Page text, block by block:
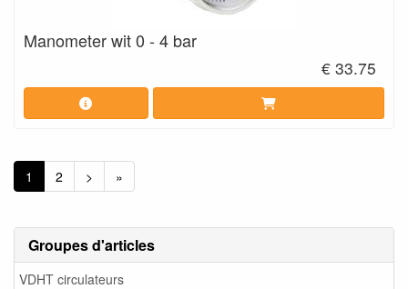
Groupes d'articles
VDHT circulateurs
Manometer wit 0 - 4 bar
€ 33.75
1 2 > »